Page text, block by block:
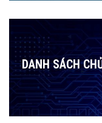
DANH SÁCH